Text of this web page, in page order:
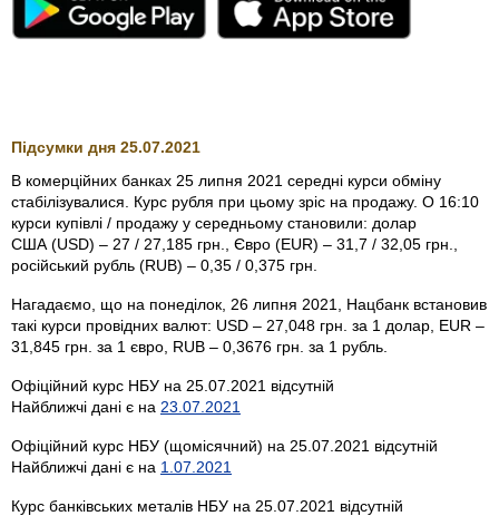
Підсумки дня 25.07.2021
В комерційних банках 25 липня 2021 середні курси обміну
стабілізувалися. Курс рубля при цьому зріс на продажу. О 16:10
курси купівлі / продажу у середньому становили: долар
США (USD) – 27 / 27,185 грн., Євро (EUR) – 31,7 / 32,05 грн.,
російський рубль (RUB) – 0,35 / 0,375 грн.
Нагадаємо, що на понеділок, 26 липня 2021, Нацбанк встановив
такі курси провідних валют: USD – 27,048 грн. за 1 долар, EUR –
31,845 грн. за 1 євро, RUB – 0,3676 грн. за 1 рубль.
Офіційний курс НБУ на 25.07.2021 відсутній
Найближчі дані є на 23.07.2021
Офіційний курс НБУ (щомісячний) на 25.07.2021 відсутній
Найближчі дані є на 1.07.2021
Курс банківських металів НБУ на 25.07.2021 відсутній